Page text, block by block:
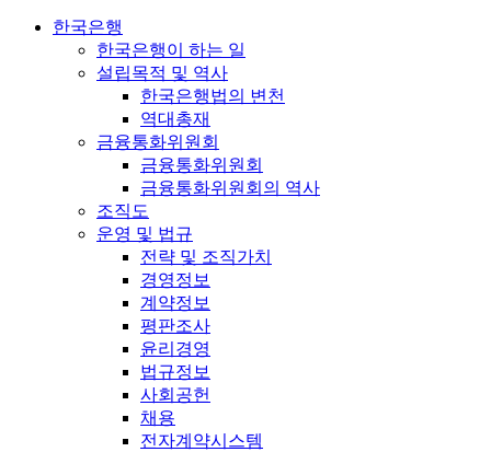
한국은행
한국은행이 하는 일
설립목적 및 역사
한국은행법의 변천
역대총재
금융통화위원회
금융통화위원회
금융통화위원회의 역사
조직도
운영 및 법규
전략 및 조직가치
경영정보
계약정보
평판조사
윤리경영
법규정보
사회공헌
채용
전자계약시스템